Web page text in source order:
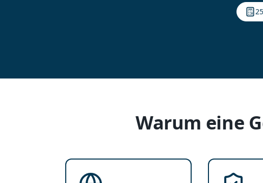
Warum eine